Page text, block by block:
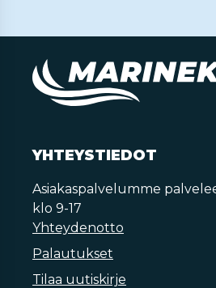
YHTEYSTIEDOT
Asiakaspalvelumme
klo 9-17
Yhteydenotto
Palautukset
Tilaa uutiskirje